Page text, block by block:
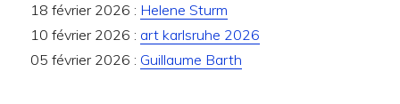
18 février 2026 : Helene Sturm
10 février 2026 : art karlsruhe 2026
05 février 2026 : Guillaume Barth